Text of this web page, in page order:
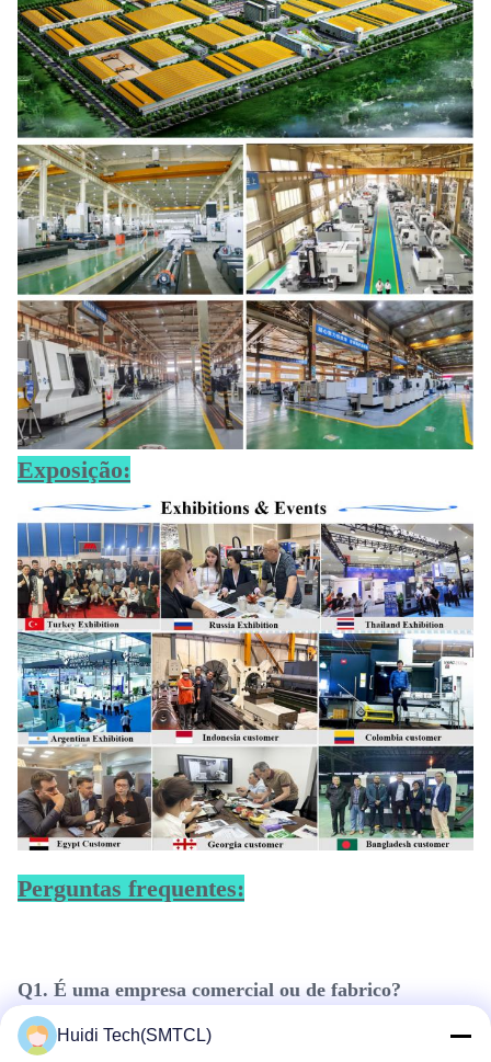
Exposição:
Perguntas frequentes:
Q1. É uma empresa comercial ou de fabrico?
Somos uma empresa de fabricação.
Huidi Tech(SMTCL)